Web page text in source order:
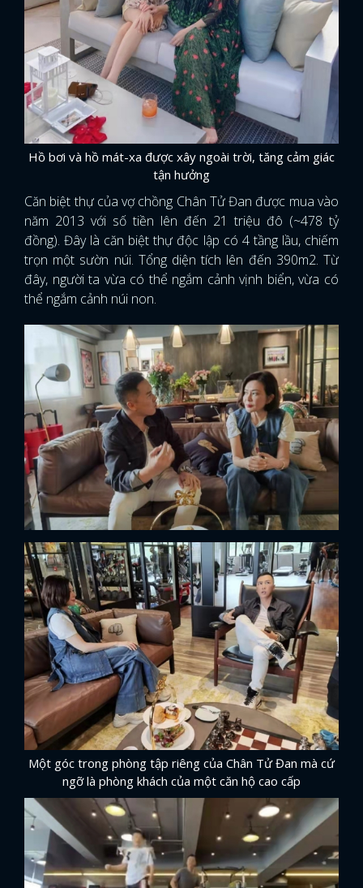
Hồ bơi và hồ mát-xa được xây ngoài trời, tăng cảm giác
tận hưởng
Căn biệt thự của vợ chồng Chân Tử Đan được mua vào
năm 2013 với số tiền lên đến 21 triệu đô (~478 tỷ
đồng). Đây là căn biệt thự độc lập có 4 tầng lầu, chiếm
trọn một sườn núi. Tổng diện tích lên đến 390m2. Từ
đây, người ta vừa có thể ngắm cảnh vịnh biển, vừa có
thể ngắm cảnh núi non.
Một góc trong phòng tập riêng của Chân Tử Đan mà cứ
ngỡ là phòng khách của một căn hộ cao cấp